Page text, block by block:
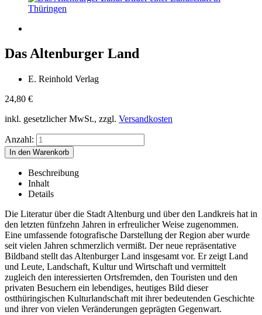
Das Altenburger Land
E. Reinhold Verlag
24,80 €
inkl. gesetzlicher MwSt., zzgl. Versandkosten
Anzahl:
Beschreibung
Inhalt
Details
Die Literatur über die Stadt Altenburg und über den Landkreis hat in
den letzten fünfzehn Jahren in erfreulicher Weise zugenommen.
Eine umfassende fotografische Darstellung der Region aber wurde
seit vielen Jahren schmerzlich vermißt. Der neue repräsentative
Bildband stellt das Altenburger Land insgesamt vor. Er zeigt Land
und Leute, Landschaft, Kultur und Wirtschaft und vermittelt
zugleich den interessierten Ortsfremden, den Touristen und den
privaten Besuchern ein lebendiges, heutiges Bild dieser
ostthüringischen Kulturlandschaft mit ihrer bedeutenden Geschichte
und ihrer von vielen Veränderungen geprägten Gegenwart.